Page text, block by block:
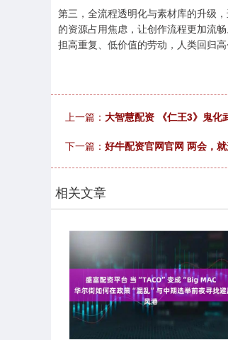
第三，全流程透明化与素材库的升级
的资源占用焦虑，让创作流程更加流
担高重复、低价值的劳动，人类回归
上一篇： 大智慧配资 《仁王3》鬼化
下一篇： 好牛配资官网官网 两会，
相关文章